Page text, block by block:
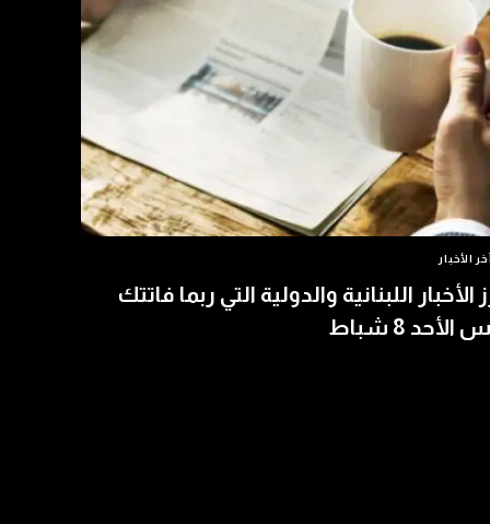
آخر الأخبار
الأخبار اللبنانية والدولية التي ربما فاتتك
8 شباط